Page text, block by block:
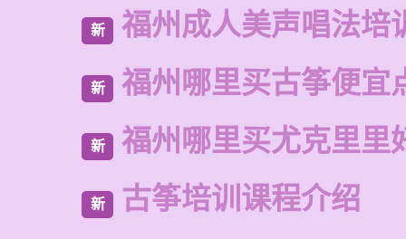
新 福州成人美声唱法培
新 福州哪里买古筝便宜
新 福州哪里买尤克里里
新 古筝培训课程介绍